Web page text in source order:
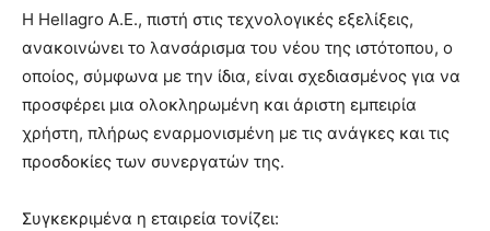
Η Hellagro Α.Ε., πιστή στις τεχνολογικές εξελίξεις,
ανακοινώνει το λανσάρισμα του νέου της ιστότοπου, o
οποίος, σύμφωνα με την ίδια, είναι σχεδιασμένος για να
προσφέρει μια ολοκληρωμένη και άριστη εμπειρία
χρήστη, πλήρως εναρμονισμένη με τις ανάγκες και τις
προσδοκίες των συνεργατών της.
Συγκεκριμένα η εταιρεία τονίζει: